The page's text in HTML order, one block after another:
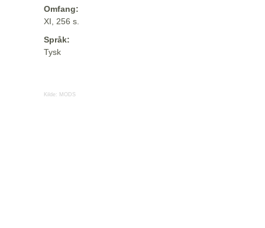
Omfang:
XI, 256 s.
Språk:
Tysk
Kilde: MODS